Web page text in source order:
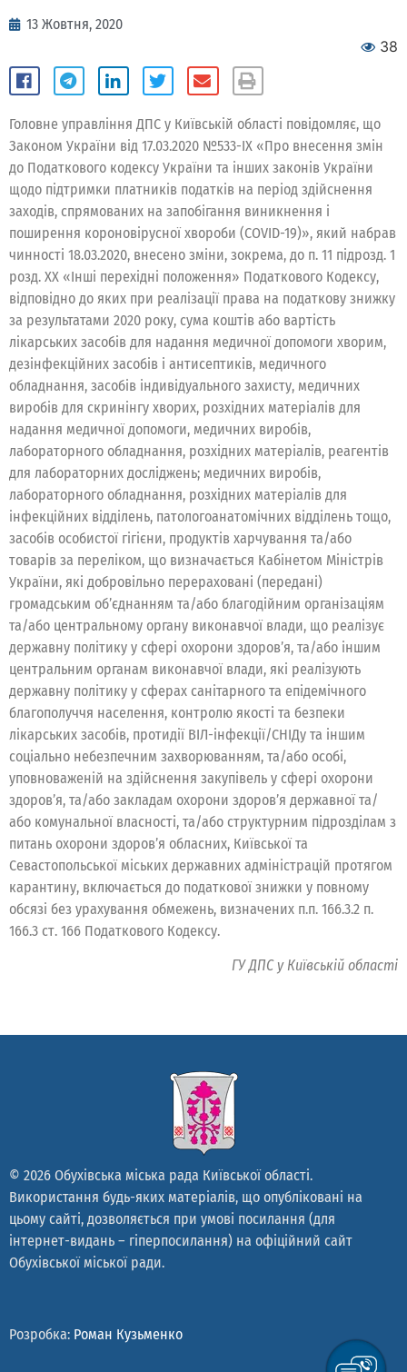
13 Жовтня, 2020
38
Головне управління ДПС у Київській області повідомляє, що
Законом України від 17.03.2020 №533-ІХ «Про внесення змін
до Податкового кодексу України та інших законів України
щодо підтримки платників податків на період здійснення
заходів, спрямованих на запобігання виникнення і
поширення короновірусної хвороби (COVID-19)», який набрав
чинності 18.03.2020, внесено зміни, зокрема, до п. 11 підрозд. 1
розд. XX «Інші перехідні положення» Податкового Кодексу,
відповідно до яких при реалізації права на податкову знижку
за результатами 2020 року, сума коштів або вартість
лікарських засобів для надання медичної допомоги хворим,
дезінфекційних засобів і антисептиків, медичного
обладнання, засобів індивідуального захисту, медичних
виробів для скринінгу хворих, розхідних матеріалів для
надання медичної допомоги, медичних виробів,
лабораторного обладнання, розхідних матеріалів, реагентів
для лабораторних досліджень; медичних виробів,
лабораторного обладнання, розхідних матеріалів для
інфекційних відділень, патологоанатомічних відділень тощо,
засобів особистої гігієни, продуктів харчування та/або
товарів за переліком, що визначається Кабінетом Міністрів
України, які добровільно перераховані (передані)
громадським об’єднанням та/або благодійним організаціям
та/або центральному органу виконавчої влади, що реалізує
державну політику у сфері охорони здоров’я, та/або іншим
центральним органам виконавчої влади, які реалізують
державну політику у сферах санітарного та епідемічного
благополуччя населення, контролю якості та безпеки
лікарських засобів, протидії ВІЛ-інфекції/СНІДу та іншим
соціально небезпечним захворюванням, та/або особі,
уповноваженій на здійснення закупівель у сфері охорони
здоров’я, та/або закладам охорони здоров’я державної та/
або комунальної власності, та/або структурним підрозділам з
питань охорони здоров’я обласних, Київської та
Севастопольської міських державних адміністрацій протягом
карантину, включається до податкової знижки у повному
обсязі без урахування обмежень, визначених п.п. 166.3.2 п.
166.3 ст. 166 Податкового Кодексу.
ГУ ДПС у Київській області
© 2026 Обухівська міська рада Київської області.
Використання будь-яких матеріалів, що опубліковані на
цьому сайті, дозволяється при умові посилання (для
інтернет-видань – гіперпосилання) на офіційний сайт
Обухівської міської ради.
Розробка: Роман Кузьменко